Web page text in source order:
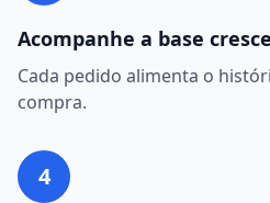
Acompanhe a base
Cada pedido alimenta o
compra.
4